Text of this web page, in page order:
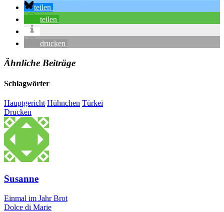
teilen
teilen
drucken
Ähnliche Beiträge
Schlagwörter
Hauptgericht Hühnchen Türkei
Drucken
Susanne
Einmal im Jahr Brot
Dolce di Marie